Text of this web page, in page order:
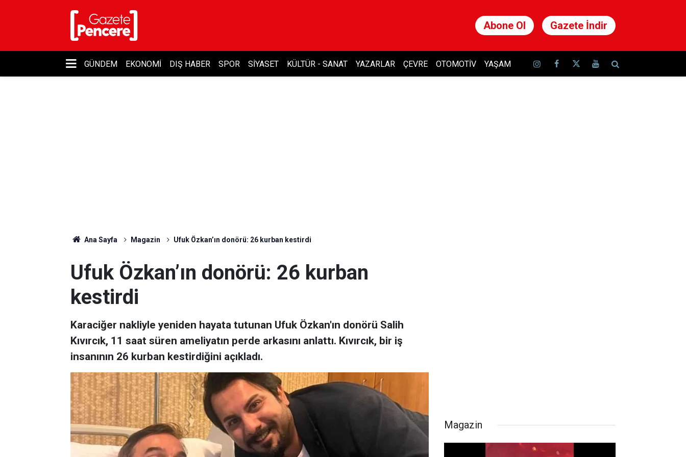
Abone Ol Gazete İndir
GÜNDEM EKONOMI DIŞ HABER SPOR SIYASET KÜLTÜR - SANAT YAZARLAR ÇEVRE OTOMOTIV YAŞAM
Ana Sayfa Magazin Ufuk Özkan’ın donörü: 26 kurban kestirdi
Ufuk Özkan’ın donörü: 26 kurban
kestirdi
Karaciğer nakliyle yeniden hayata tutunan Ufuk Özkan'ın donörü Salih
Kıvırcık, 11 saat süren ameliyatın perde arkasını anlattı. Kıvırcık, bir iş
insanının 26 kurban kestirdiğini açıkladı.
Magazin